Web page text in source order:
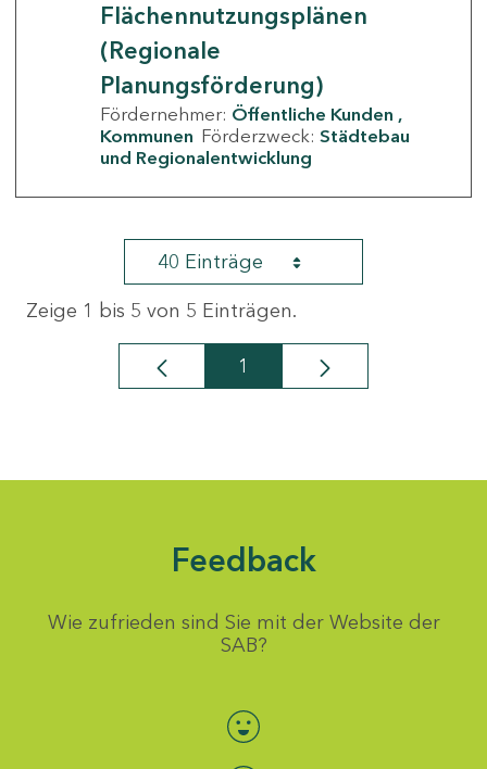
Flächennutzungsplänen
(Regionale
Planungsförderung)
Fördernehmer: Öffentliche Kunden
Kommunen Förderzweck: Städtebau
und Regionalentwicklung
40 Einträge
Zeige 1 bis 5 von 5 Einträgen.
Seite
1
Feedback
Wie zufrieden sind Sie mit der Website der
SAB?
Bewertung auswählen